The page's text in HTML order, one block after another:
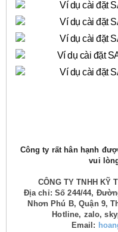
Công ty rất hân hạnh
vui
CÔNG TY TNHH KỸ
Địa chỉ: Số 244/44,
Nhơn Phú B, Quận 9,
Hotline, zalo,
Email: